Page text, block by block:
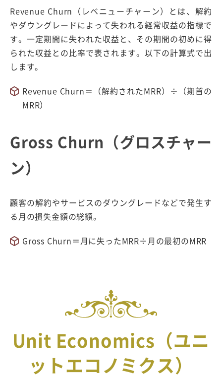
Revenue Churn（レベニューチャーン）とは、解約
やダウングレードによって失われる経常収益の指標で
す。一定期間に失われた収益と、その期間の初めに得
られた収益との比率で表されます。以下の計算式で出
します。
Revenue Churn＝（解約されたMRR）÷（期首の
MRR）
Gross Churn（グロスチャー
ン）
顧客の解約やサービスのダウングレードなどで発生す
る月の損失金額の総額。
Gross Churn＝月に失ったMRR÷月の最初のMRR
Unit Economics（ユニ
ットエコノミクス）